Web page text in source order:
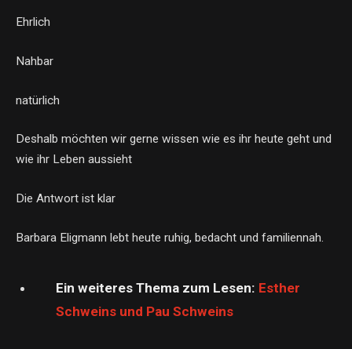
Ehrlich
Nahbar
natürlich
Deshalb möchten wir gerne wissen wie es ihr heute geht und
wie ihr Leben aussieht
Die Antwort ist klar
Barbara Eligmann lebt heute ruhig, bedacht und familiennah.
Ein weiteres Thema zum Lesen: Esther
Schweins und Pau Schweins